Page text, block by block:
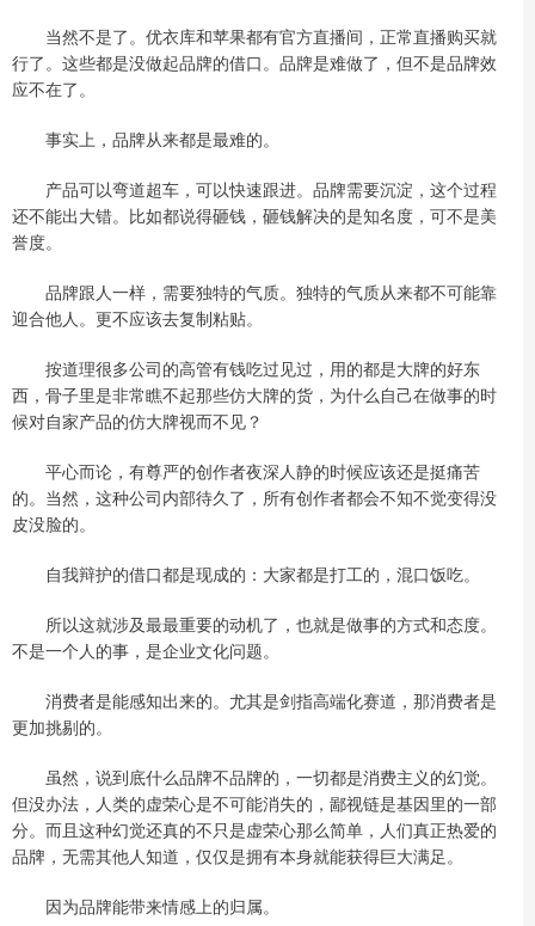
当然不是了。优衣库和苹果都有官方直播间，正常直播购买就
行了。这些都是没做起品牌的借口。品牌是难做了，但不是品牌效
应不在了。
事实上，品牌从来都是最难的。
产品可以弯道超车，可以快速跟进。品牌需要沉淀，这个过程
还不能出大错。比如都说得砸钱，砸钱解决的是知名度，可不是美
誉度。
品牌跟人一样，需要独特的气质。独特的气质从来都不可能靠
迎合他人。更不应该去复制粘贴。
按道理很多公司的高管有钱吃过见过，用的都是大牌的好东
西，骨子里是非常瞧不起那些仿大牌的货，为什么自己在做事的时
候对自家产品的仿大牌视而不见？
平心而论，有尊严的创作者夜深人静的时候应该还是挺痛苦
的。当然，这种公司内部待久了，所有创作者都会不知不觉变得没
皮没脸的。
自我辩护的借口都是现成的：大家都是打工的，混口饭吃。
所以这就涉及最最重要的动机了，也就是做事的方式和态度。
不是一个人的事，是企业文化问题。
消费者是能感知出来的。尤其是剑指高端化赛道，那消费者是
更加挑剔的。
虽然，说到底什么品牌不品牌的，一切都是消费主义的幻觉。
但没办法，人类的虚荣心是不可能消失的，鄙视链是基因里的一部
分。而且这种幻觉还真的不只是虚荣心那么简单，人们真正热爱的
品牌，无需其他人知道，仅仅是拥有本身就能获得巨大满足。
因为品牌能带来情感上的归属。